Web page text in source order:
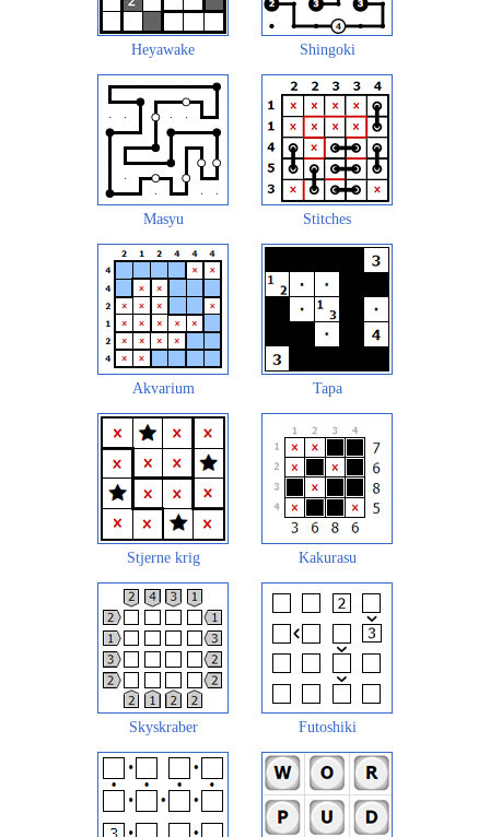
Heyawake Shingoki
Masyu Stitches
Akvarium Tapa
Stjerne krig Kakurasu
Skyskraber Futoshiki